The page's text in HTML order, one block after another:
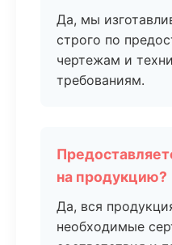
Да, мы
строго по
чертежам и
требованиям.
на продукцию?
Да, вся
необходимые